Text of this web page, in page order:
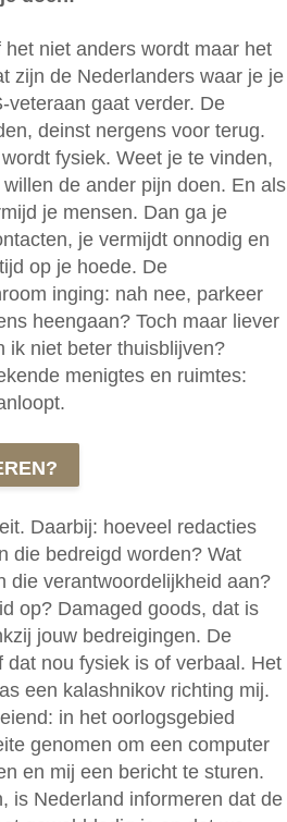
niet anders wordt maar het
zijn de Nederlanders waar je je
veteraan gaat verder. De
deinst nergens voor terug.
fysiek. Weet je te vinden,
de ander pijn doen. En als
je mensen. Dan ga je
je vermijdt onnodig en
op je hoede. De
inging: nah nee, parkeer
heengaan? Toch maar liever
ik niet beter thuisblijven?
menigtes en ruimtes:
Daarbij: hoeveel redacties
die bedreigd worden? Wat
die verantwoordelijkheid aan?
op? Damaged goods, dat is
jouw bedreigingen. De
nou fysiek is of verbaal. Het
een kalashnikov richting mij.
in het oorlogsgebied
genomen om een computer
en mij een bericht te sturen.
is Nederland informeren dat de